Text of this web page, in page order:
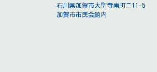
石川県加賀市大聖寺南町ニ11-5
加賀市市民会館内